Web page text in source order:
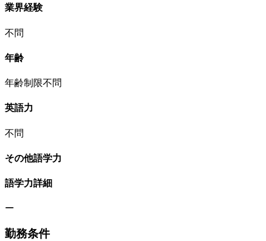
業界経験
不問
年齢
年齢制限不問
英語力
不問
その他語学力
語学力詳細
ー
勤務条件